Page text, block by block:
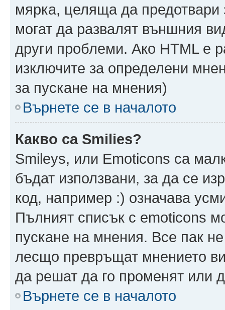
мярка, целяща да предотвари
могат да развалят външния
други проблеми. Ако HTML е
изключите за определени
за пускане на мнения)
Върнете се в началото
Какво са Smilies?
Smileys, или Emoticons са
бъдат използвани, за да се
код, например :) означава
Пълният списък с emoticons
пускане на мнения. Все пак
лесщо превръщат мнението
да решат да го променят или
Върнете се в началото